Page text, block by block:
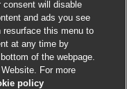
consent will disable
and ads you see
this menu to
at any time by
of the webpage.
For more
policy